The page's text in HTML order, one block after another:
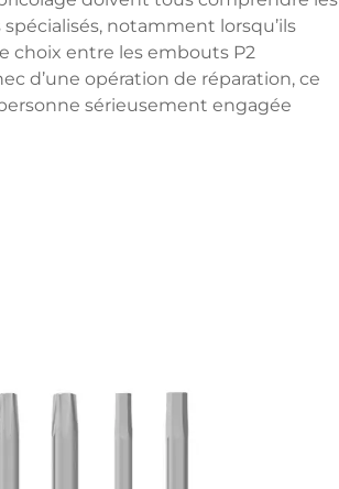
notamment lorsqu’ils
choix entre les embouts P2
d’une opération de réparation, ce
sérieusement engagée